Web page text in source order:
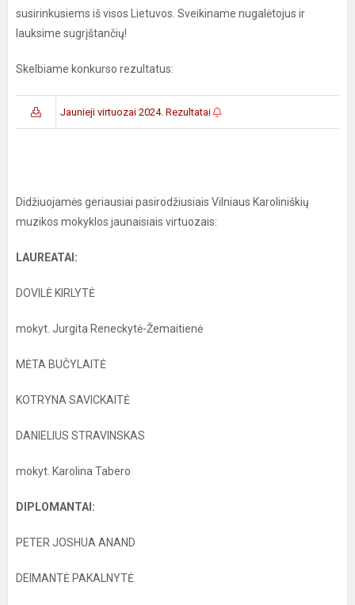
susirinkusiems iš visos Lietuvos. Sveikiname nugalėtojus ir
lauksime sugrįštančių!
Skelbiame konkurso rezultatus:
Jaunieji virtuozai 2024. Rezultatai
Didžiuojamės geriausiai pasirodžiusiais Vilniaus Karoliniškių
muzikos mokyklos jaunaisiais virtuozais:
LAUREATAI:
DOVILĖ KIRLYTĖ
mokyt. Jurgita Reneckytė-Žemaitienė
MĖTA BUČYLAITĖ
KOTRYNA SAVICKAITĖ
DANIELIUS STRAVINSKAS
mokyt. Karolina Tabero
DIPLOMANTAI:
PETER JOSHUA ANAND
DEIMANTĖ PAKALNYTĖ